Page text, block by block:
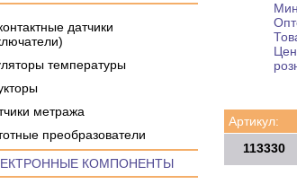
датчики
температуры
метража
преобразователи
КОМПОНЕНТЫ
Артикул:
113330